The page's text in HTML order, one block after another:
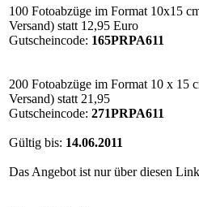
100 Fotoabzüge im Format 10x15
Versand) statt 12,95 Euro
Gutscheincode: 165PRPA611
200 Fotoabzüge im Format 10 x 15
Versand) statt 21,95
Gutscheincode: 271PRPA611
Gültig bis: 14.06.2011
Das Angebot ist nur über diesen